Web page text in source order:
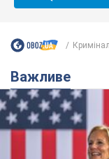
перший
"агресивний" рак
Спершу лікарі не
11,2